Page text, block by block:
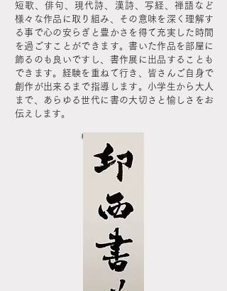
短歌、俳句、現代詩、漢詩、写経、禅語など
様々な作品に取り組み、その意味を深く理解す
る事で心の安らぎと豊かさを得て充実した時間
を過ごすことができます。書いた作品を部屋に
飾るのも良いですし、書作展に出品することも
できます。経験を重ねて行き、皆さんご自身で
創作が出来るまで指導します。小学生から大人
まで、あらゆる世代に書の大切さと愉しさをお
伝えします。